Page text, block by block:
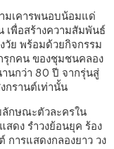
มเคารพนอบน้อมแด่
เพื่อสร้างความสัมพันธ์
ย พร้อมด้วยกิจกรรม
รุกคน ของชุมชนคลอง
นกว่า 80 ปี จากรุ่นสู่
กรานต์เท่านั้น
กษณะตัวละครใน
สดง รำวงย้อนยุค ร้อง
การแสดงกลองยาว วง